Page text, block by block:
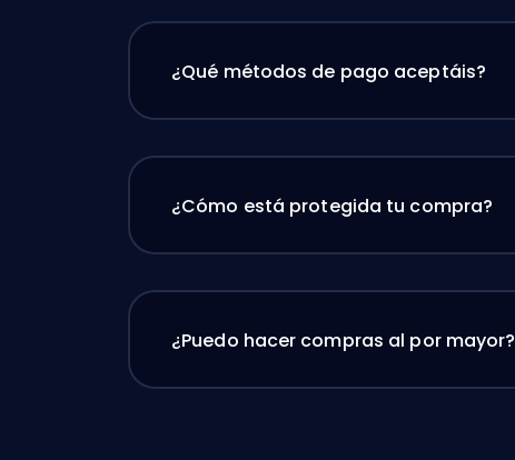
¿Qué métodos de pago aceptáis?
¿Cómo está protegida tu compra?
¿Puedo hacer compras al por mayor?